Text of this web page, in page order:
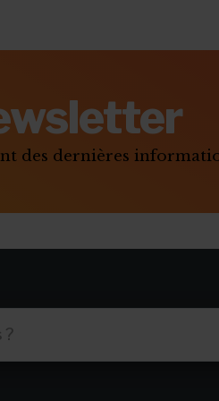
des dernières